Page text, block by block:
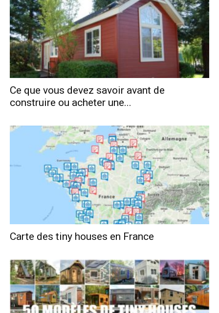
Ce que vous devez savoir avant de
construire ou acheter une...
Carte des tiny houses en France